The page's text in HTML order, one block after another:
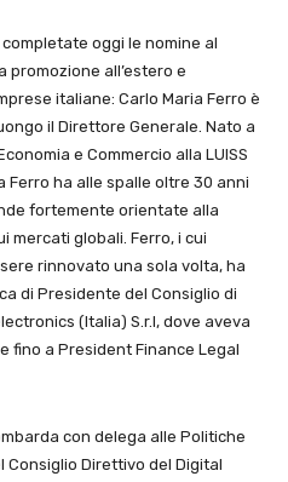
completate oggi le nomine al
promozione all’estero e
italiane: Carlo Maria Ferro è
il Direttore Generale. Nato a
e Commercio alla LUISS
Ferro ha alle spalle oltre 30 anni
fortemente orientate alla
mercati globali. Ferro, i cui
rinnovato una sola volta, ha
di Presidente del Consiglio di
(Italia) S.r.l, dove aveva
fino a President Finance Legal
con delega alle Politiche
Consiglio Direttivo del Digital